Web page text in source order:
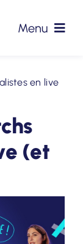
Menu
en live
(et